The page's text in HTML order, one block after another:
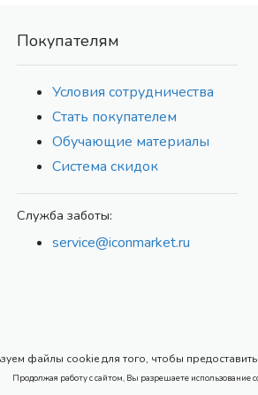
Покупателям
Условия сотрудничества
Стать покупателем
Обучающие материалы
Система скидок
Служба заботы:
service@iconmarket.ru
файлы cookie для того, чтобы
Продолжая работу с сайтом, Вы разрешаете